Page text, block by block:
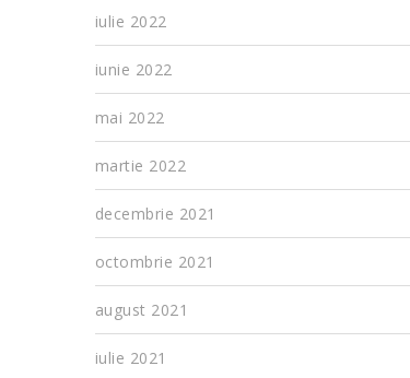
iulie 2022
iunie 2022
mai 2022
martie 2022
decembrie 2021
octombrie 2021
august 2021
iulie 2021